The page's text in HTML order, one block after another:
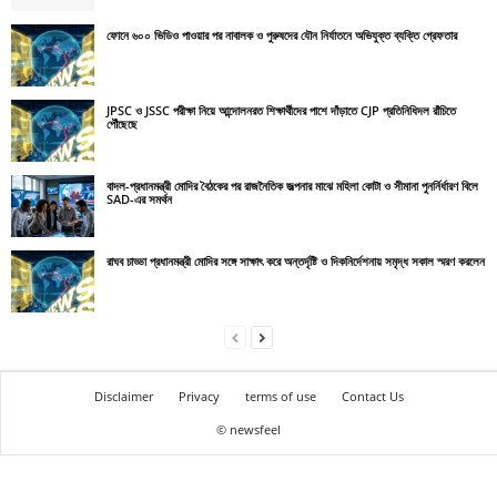
ফোনে ৬০০ ভিডিও পাওয়ার পর নাবালক ও পুরুষদের যৌন নির্যাতনে অভিযুক্ত ব্যক্তি গ্রেফতার
JPSC ও JSSC পরীক্ষা নিয়ে আন্দোলনরত শিক্ষার্থীদের পাশে দাঁড়াতে CJP প্রতিনিধিদল রাঁচিতে
পৌঁছেছে
বাদল-প্রধানমন্ত্রী মোদির বৈঠকের পর রাজনৈতিক জল্পনার মাঝে মহিলা কোটা ও সীমানা পুনর্নির্ধারণ বিলে
SAD-এর সমর্থন
রাঘব চাড্ডা প্রধানমন্ত্রী মোদির সঙ্গে সাক্ষাৎ করে অন্তর্দৃষ্টি ও দিকনির্দেশনায় সমৃদ্ধ সকাল স্মরণ করলেন
Disclaimer Privacy terms of use
Contact Us
© newsfeel